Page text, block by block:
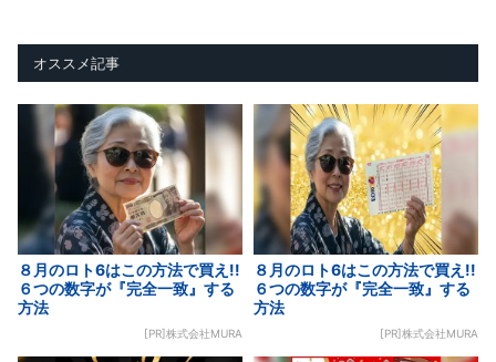
オススメ記事
８月のロト6はこの方法で買え!!
６つの数字が『完全一致』する
方法
[PR]株式会社MURA
８月のロト6はこの方法で買え!!
６つの数字が『完全一致』する
方法
[PR]株式会社MURA